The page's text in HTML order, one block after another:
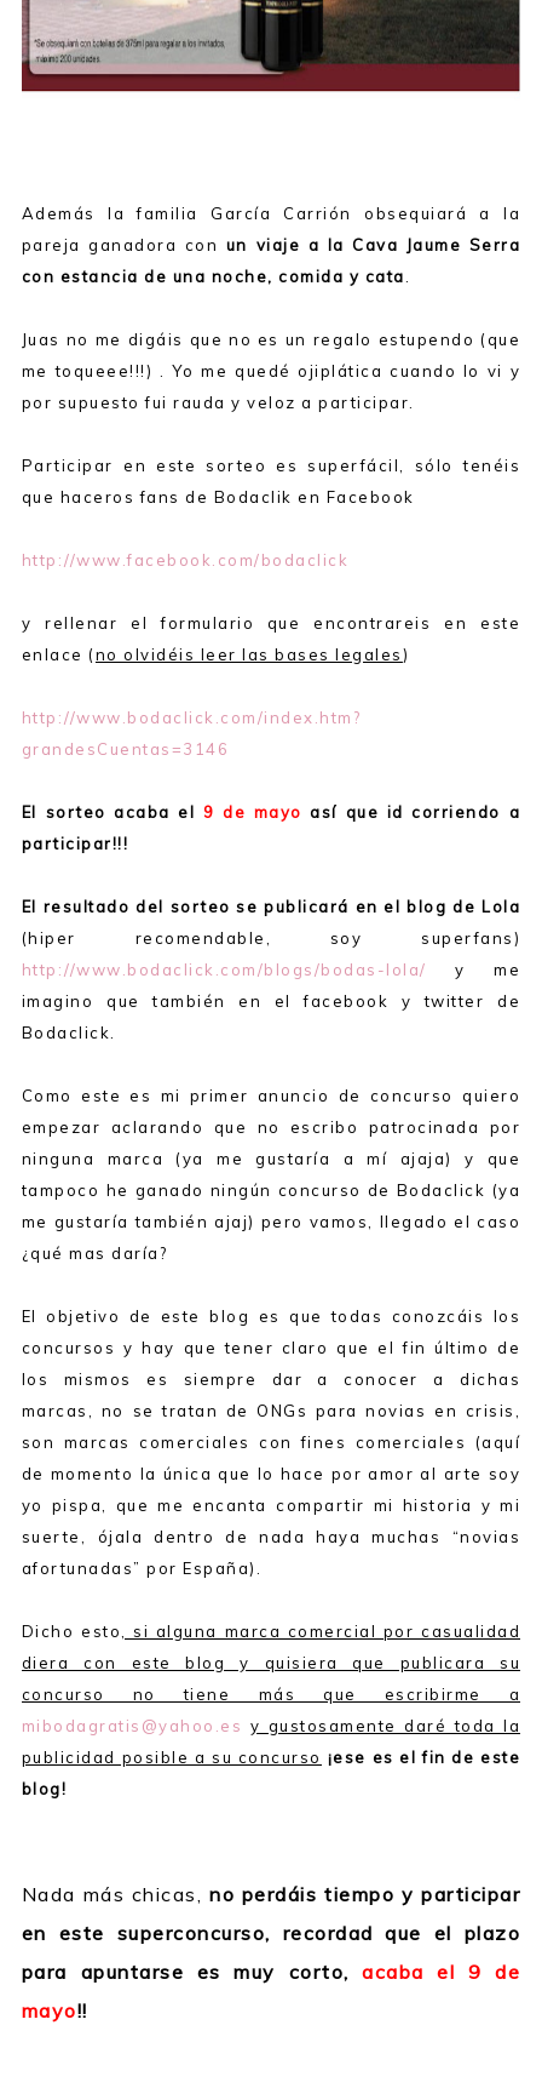
Además la familia García Carrión obsequiará a la
pareja ganadora con un viaje a la Cava Jaume Serra
con estancia de una noche, comida y cata.
Juas no me digáis que no es un regalo estupendo (que
me toqueee!!!) . Yo me quedé ojiplática cuando lo vi y
por supuesto fui rauda y veloz a participar.
Participar en este sorteo es superfácil, sólo tenéis
que haceros fans de Bodaclik en Facebook
http://www.facebook.com/bodaclick
y rellenar el formulario que encontrareis en este
enlace (no olvidéis leer las bases legales)
http://www.bodaclick.com/index.htm?
grandesCuentas=3146
El sorteo acaba el 9 de mayo así que id corriendo a
participar!!!
El resultado del sorteo se publicará en el blog de Lola
(hiper recomendable, soy superfans)
http://www.bodaclick.com/blogs/bodas-lola/
y me
imagino que también en el facebook y twitter de
Bodaclick.
Como este es mi primer anuncio de concurso quiero
empezar aclarando que no escribo patrocinada por
ninguna marca (ya me gustaría a mí ajaja) y que
tampoco he ganado ningún concurso de Bodaclick (ya
me gustaría también ajaj) pero vamos, llegado el caso
¿qué mas daría?
El objetivo de este blog es que todas conozcáis los
concursos y hay que tener claro que el fin último de
los mismos es siempre dar a conocer a dichas
marcas, no se tratan de ONGs para novias en crisis,
son marcas comerciales con fines comerciales (aquí
de momento la única que lo hace por amor al arte soy
yo pispa, que me encanta compartir mi historia y mi
suerte, ójala dentro de nada haya muchas “novias
afortunadas” por España).
Dicho esto, si alguna marca comercial por casualidad
diera con este blog y quisiera que publicara su
concurso no tiene más que escribirme a
mibodagratis@yahoo.es y gustosamente daré toda la
publicidad posible a su concurso ¡ese es el fin de este
blog!
Nada más chicas,no perdáis tiempo y participar
en este superconcurso, recordad que el plazo
para apuntarse es muy corto,acaba el 9 de
mayo!!